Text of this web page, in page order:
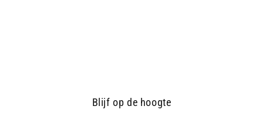
Blijf op de hoogte